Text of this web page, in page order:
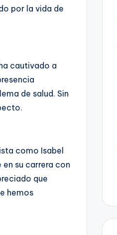
por la vida de
cautivado a
de salud. Sin
como Isabel
su carrera con
que
hemos